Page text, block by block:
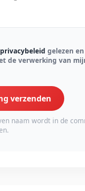
privacybeleid gelezen
de verwerking van
verzenden
naam wordt in de